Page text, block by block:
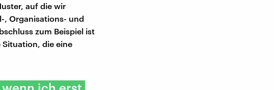
auf die wir
, Organisations- und
zum Beispiel ist
die eine